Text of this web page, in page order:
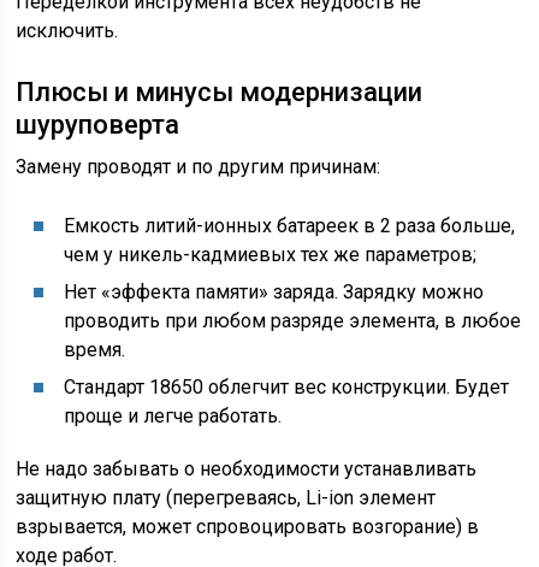
исключить.
Плюсы и минусы модернизации
шуруповерта
Замену проводят и по другим причинам:
Емкость литий-ионных батареек в 2 раза больше,
чем у никель-кадмиевых тех же параметров;
Нет «эффекта памяти» заряда. Зарядку можно
проводить при любом разряде элемента, в любое
время.
Стандарт 18650 облегчит вес конструкции. Будет
проще и легче работать.
Не надо забывать о необходимости устанавливать
защитную плату (перегреваясь, Li-ion элемент
взрывается, может спровоцировать возгорание) в
ходе работ.